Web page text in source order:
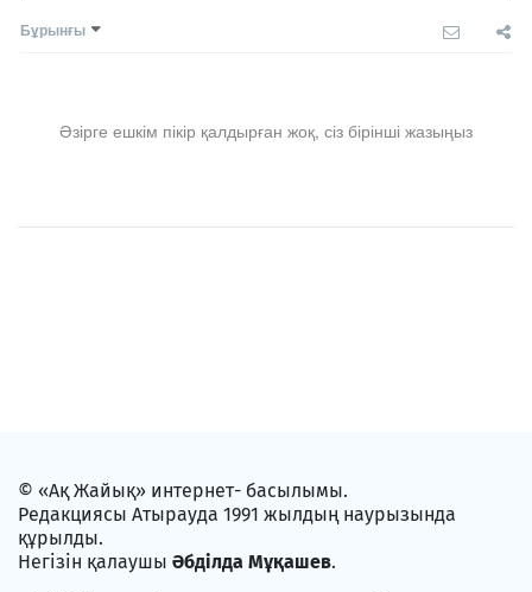
Бұрынғы
Әзірге ешкім пікір қалдырған жоқ, сіз бірінші жазыңыз
© «Ақ Жайық» интернет- басылымы.
Редакциясы Атырауда 1991 жылдың наурызында
құрылды.
Негізін қалаушы Әбділда Мұқашев.